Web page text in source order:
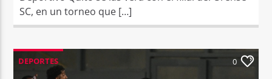
SC, en un torneo que […]
DEPORTES 0